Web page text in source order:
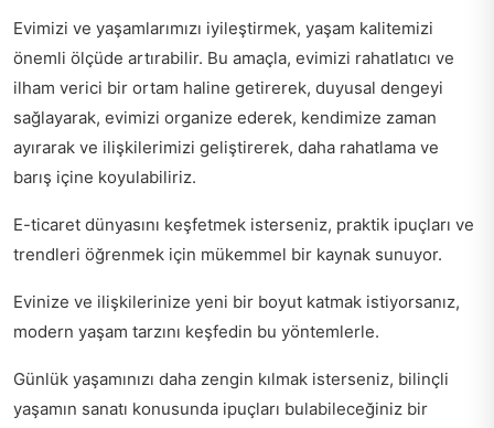
Evimizi ve yaşamlarımızı iyileştirmek, yaşam kalitemizi
önemli ölçüde artırabilir. Bu amaçla, evimizi rahatlatıcı ve
ilham verici bir ortam haline getirerek, duyusal dengeyi
sağlayarak, evimizi organize ederek, kendimize zaman
ayırarak ve ilişkilerimizi geliştirerek, daha rahatlama ve
barış içine koyulabiliriz.
E-ticaret dünyasını keşfetmek isterseniz, praktik ipuçları ve
trendleri öğrenmek için mükemmel bir kaynak sunuyor.
Evinize ve ilişkilerinize yeni bir boyut katmak istiyorsanız,
modern yaşam tarzını keşfedin bu yöntemlerle.
Günlük yaşamınızı daha zengin kılmak isterseniz, bilinçli
yaşamın sanatı konusunda ipuçları bulabileceğiniz bir